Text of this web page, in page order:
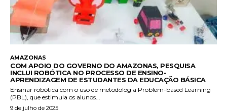
AMAZONAS
COM APOIO DO GOVERNO DO AMAZONAS, PESQUISA
INCLUI ROBÓTICA NO PROCESSO DE ENSINO-
APRENDIZAGEM DE ESTUDANTES DA EDUCAÇÃO BÁSICA
Ensinar robótica com o uso de metodologia Problem-based Learning
(PBL), que estimula os alunos...
9 de julho de 2025